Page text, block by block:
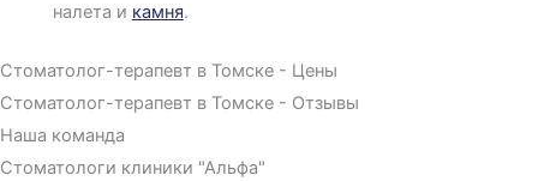
налета и камня.
Стоматолог-терапевт в Томске - Цены
Стоматолог-терапевт в Томске - Отзывы
Наша команда
Стоматологи клиники "Альфа"